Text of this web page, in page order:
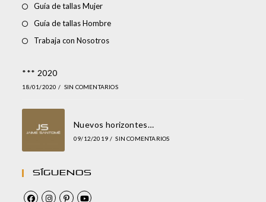
Guía de tallas Mujer
Guía de tallas Hombre
Trabaja con Nosotros
*** 2020
18/01/2020 / SIN COMENTARIOS
Nuevos horizontes…
09/12/2019 / SIN COMENTARIOS
Síguenos